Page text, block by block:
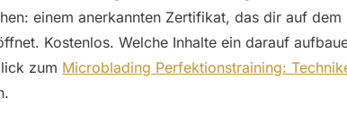
einem anerkannten Zertifikat, das dir auf
Kostenlos. Welche Inhalte ein darauf
zum Microblading Perfektionstraining: